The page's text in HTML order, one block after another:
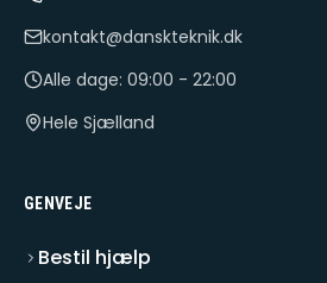
kontakt@danskteknik.dk
Alle dage: 09:00 - 22:00
Hele Sjælland
GENVEJE
Bestil hjælp